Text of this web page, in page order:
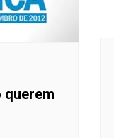
querem